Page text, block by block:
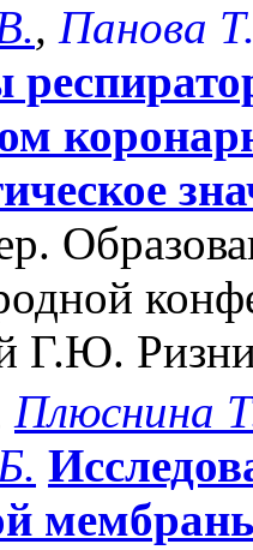
, Панова
Г.Ю.
Плюснина